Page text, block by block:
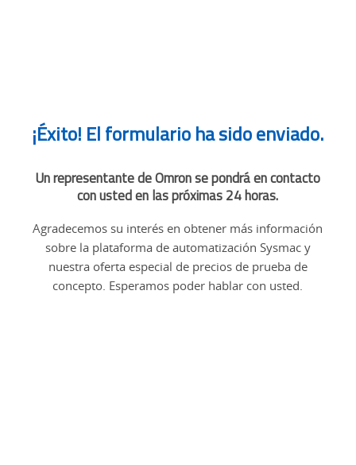
¡Éxito! El formulario ha sido enviado.
Un representante de Omron se pondrá en contacto
con usted en las próximas 24 horas.
Agradecemos su interés en obtener más información
sobre la plataforma de automatización Sysmac y
nuestra oferta especial de precios de prueba de
concepto. Esperamos poder hablar con usted.